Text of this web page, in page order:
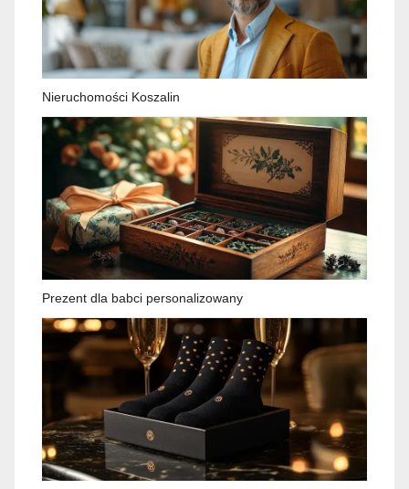
Nieruchomości Koszalin
Prezent dla babci personalizowany